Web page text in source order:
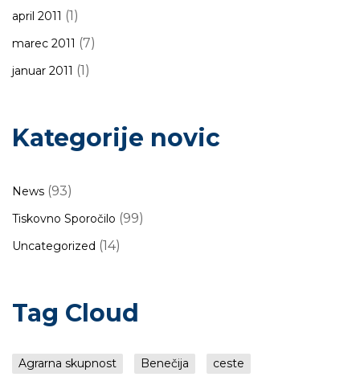
april 2011 (1)
marec 2011 (7)
januar 2011 (1)
Kategorije novic
News (93)
Tiskovno Sporočilo (99)
Uncategorized (14)
Tag Cloud
Agrarna skupnost Benečija
ceste